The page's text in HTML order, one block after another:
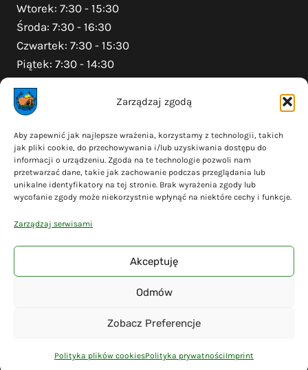
Zarządzaj zgodą
Aby zapewnić jak najlepsze wrażenia, korzystamy z technologii, takich
jak pliki cookie, do przechowywania i/lub uzyskiwania dostępu do
informacji o urządzeniu. Zgoda na te technologie pozwoli nam
przetwarzać dane, takie jak zachowanie podczas przeglądania lub
unikalne identyfikatory na tej stronie. Brak wyrażenia zgody lub
wycofanie zgody może niekorzystnie wpłynąć na niektóre cechy i funkcje.
Zarządzaj serwisami
Akceptuję
Odmów
Zobacz Preferencje
Polityka plików cookiesPolityka prywatnościImprint
Wtorek: 7:30 - 15:30
Środa: 7:30 - 16:30
Czwartek: 7:30 - 15:30
Piątek: 7:30 - 14:30
Na skróty
Polityka prywatności
Polityka plików cookies (EU)
Deklaracja dostępności
Mapa serwisu